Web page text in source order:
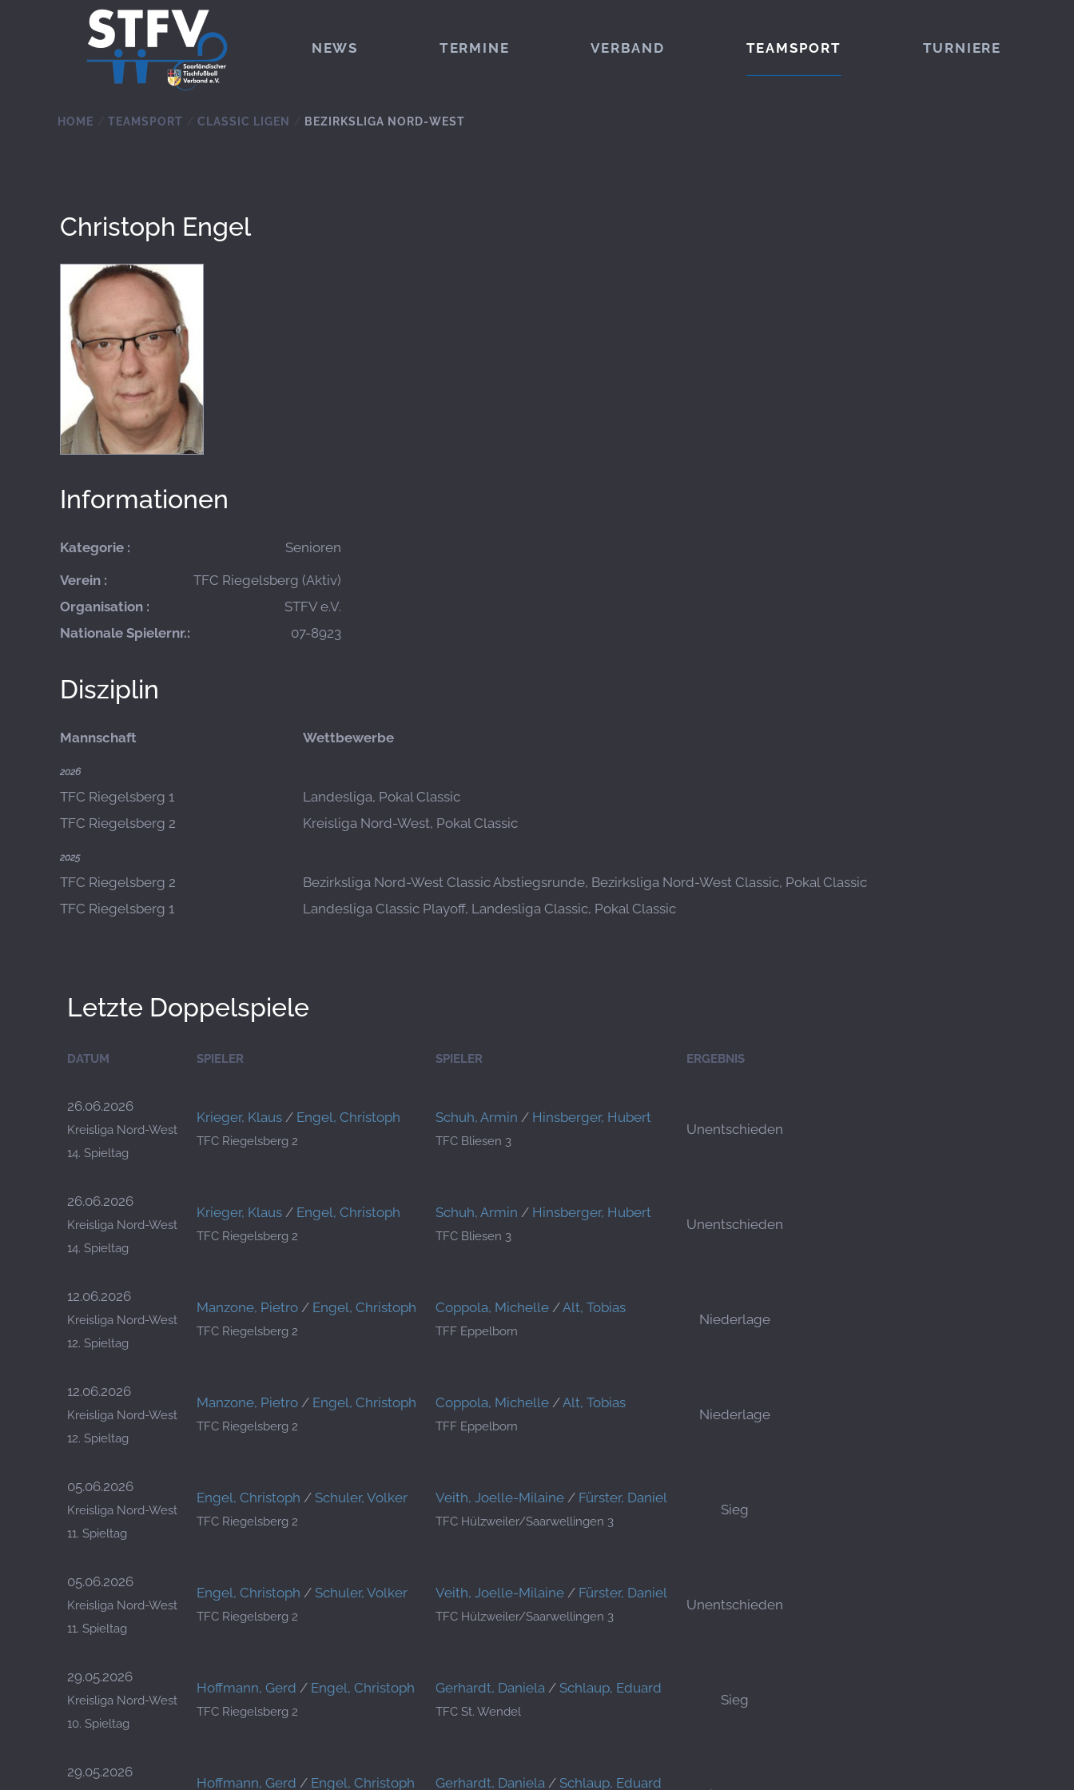
Zum Hauptinhalt springen
NEWS TERMINE VERBAND TEAMSPORT TURNIERE
HOME TEAMSPORT CLASSIC LIGEN BEZIRKSLIGA NORD-WEST
Christoph Engel
Informationen
Kategorie : Senioren
Verein :
TFC Riegelsberg (Aktiv)
Organisation :
STFV e.V.
Nationale Spielernr.:
07-8923
Disziplin
Mannschaft Wettbewerbe
2026
TFC Riegelsberg 1
Landesliga, Pokal Classic
TFC Riegelsberg 2
Kreisliga Nord-West, Pokal Classic
2025
TFC Riegelsberg 2
Bezirksliga Nord-West Classic Abstiegsrunde, Bezirksliga Nord-West Classic, Pokal Classic
TFC Riegelsberg 1
Landesliga Classic Playoff, Landesliga Classic, Pokal Classic
Letzte Doppelspiele
DATUM SPIELER SPIELER ERGEBNIS
26.06.2026
Kreisliga Nord-West
14. Spieltag
Krieger, Klaus / Engel, Christoph
TFC Riegelsberg 2
Schuh, Armin / Hinsberger, Hubert
TFC Bliesen 3
Unentschieden
26.06.2026
Kreisliga Nord-West
14. Spieltag
Krieger, Klaus / Engel, Christoph
TFC Riegelsberg 2
Schuh, Armin / Hinsberger, Hubert
TFC Bliesen 3
Unentschieden
12.06.2026
Kreisliga Nord-West
12. Spieltag
Manzone, Pietro / Engel, Christoph
TFC Riegelsberg 2
Coppola, Michelle /Alt, Tobias
TFF Eppelborn
Niederlage
12.06.2026
Kreisliga Nord-West
12. Spieltag
Manzone, Pietro / Engel, Christoph
TFC Riegelsberg 2
Coppola, Michelle /Alt, Tobias
TFF Eppelborn
Niederlage
05.06.2026
Kreisliga Nord-West
11. Spieltag
Engel, Christoph / Schuler, Volker
TFC Riegelsberg 2
Veith, Joelle-Milaine / Fürster, Daniel
TFC Hülzweiler/Saarwellingen 3
Sieg
05.06.2026
Kreisliga Nord-West
11. Spieltag
Engel, Christoph / Schuler, Volker
TFC Riegelsberg 2
Veith, Joelle-Milaine / Fürster, Daniel
TFC Hülzweiler/Saarwellingen 3
Unentschieden
29.05.2026
Kreisliga Nord-West
10. Spieltag
Hoffmann, Gerd / Engel, Christoph
TFC Riegelsberg 2
Gerhardt, Daniela / Schlaup, Eduard
TFC St. Wendel
Sieg
29.05.2026
Hoffmann, Gerd / Engel, Christoph Gerhardt, Daniela / Schlaup, Eduard